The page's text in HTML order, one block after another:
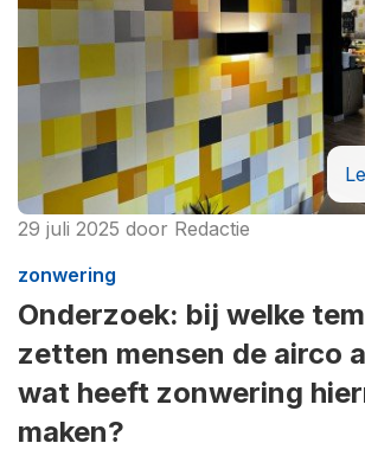
29 juli 2025 door Redactie
zonwering
Onderzoek: bij welke
zetten mensen de airco
wat heeft zonwering
maken?